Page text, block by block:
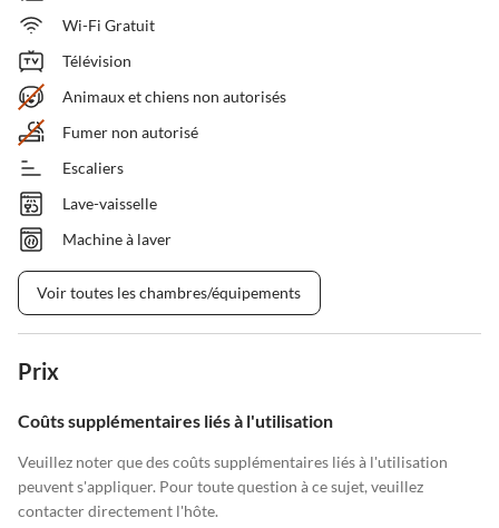
Wi-Fi Gratuit
Télévision
Animaux et chiens non autorisés
Fumer non autorisé
Escaliers
Lave-vaisselle
Machine à laver
Voir toutes les chambres/équipements
Prix
Coûts supplémentaires liés à l'utilisation
Veuillez noter que des coûts supplémentaires liés à l'utilisation
peuvent s'appliquer. Pour toute question à ce sujet, veuillez
contacter directement l'hôte.